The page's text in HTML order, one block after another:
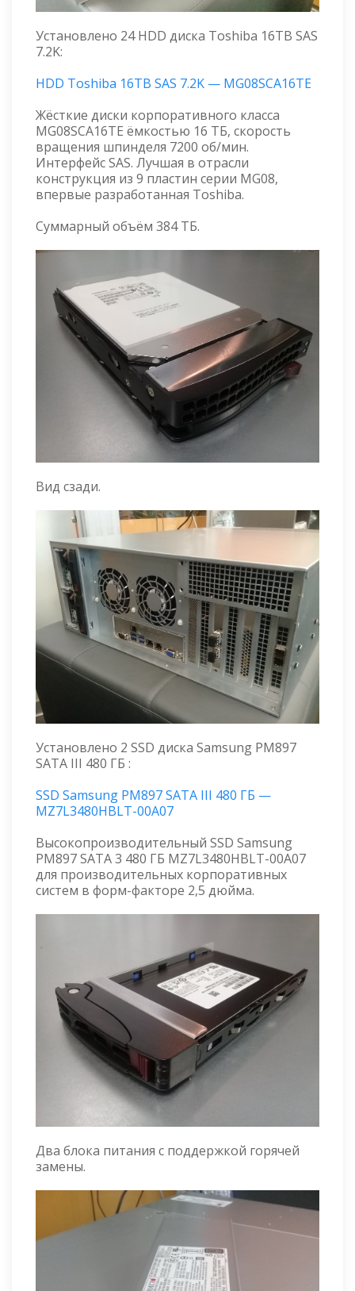
Установлено 24 HDD диска Toshiba 16TB SAS
7.2K:
HDD Toshiba 16TB SAS 7.2K — MG08SCA16TE
Жёсткие диски корпоративного класса
MG08SCA16TE ёмкостью 16 ТБ, скорость
вращения шпинделя 7200 об/мин.
Интерфейс SAS. Лучшая в отрасли
конструкция из 9 пластин серии MG08,
впервые разработанная Toshiba.
Суммарный объём 384 ТБ.
Вид сзади.
Установлено 2 SSD диска Samsung PM897
SATA III 480 ГБ :
SSD Samsung PM897 SATA III 480 ГБ —
MZ7L3480HBLT-00A07
Высокопроизводительный SSD Samsung
PM897 SATA 3 480 ГБ MZ7L3480HBLT-00A07
для производительных корпоративных
систем в форм-факторе 2,5 дюйма.
Два блока питания с поддержкой горячей
замены.